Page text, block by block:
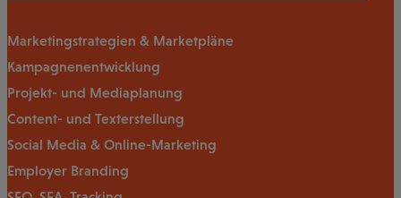
Marketingstrategien & Marketpläne
Kampagnenentwicklung
Projekt- und Mediaplanung
Content- und Texterstellung
Social Media & Online-Marketing
Employer Branding